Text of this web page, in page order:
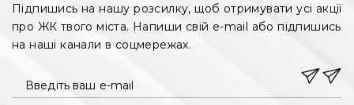
· водний комплекс з басейном, сауною «ВОДАН»;
· спортивні центри «Ліга», «Odisey», «Danger Club»;
· броварні, кафе, ресторани, піцерія;
Підпишись на нашу розсилку, щоб отримувати усі акції
про ЖК твого міста. Напиши свій e-mail або підпишись
на наші канали в соцмережах.
Введіть ваш e-mail